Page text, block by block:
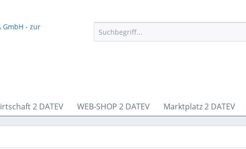
2 DATEV WEB-SHOP 2 DATEV Marktplatz 2 DATEV